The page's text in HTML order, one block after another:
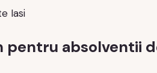
Iasi
pentru absolventii